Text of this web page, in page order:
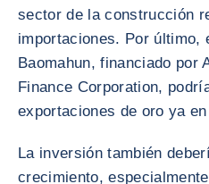
sector de la construcción
importaciones. Por último,
Baomahun, financiado por
Finance Corporation,
exportaciones de oro ya
La inversión también
crecimiento,